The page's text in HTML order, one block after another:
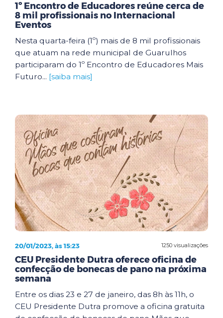
1º Encontro de Educadores reúne cerca de
8 mil profissionais no Internacional
Eventos
Nesta quarta-feira (1º) mais de 8 mil profissionais
que atuam na rede municipal de Guarulhos
participaram do 1º Encontro de Educadores Mais
Futuro... [saiba mais]
1250 visualizações
20/01/2023, às 15:23
CEU Presidente Dutra oferece oficina de
confecção de bonecas de pano na próxima
semana
Entre os dias 23 e 27 de janeiro, das 8h às 11h, o
CEU Presidente Dutra promove a oficina gratuita